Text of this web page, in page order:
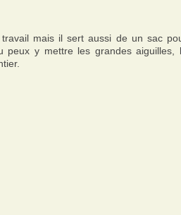
mais il sert aussi de un sac
peux y mettre les grandes aiguilles,